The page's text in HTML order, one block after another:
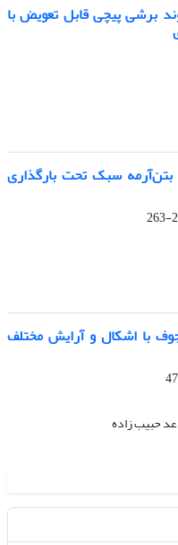
برشی پیچی قابل تعویض با
سبک تحت بارگذاری
با اشکال و آرایش مختلف
حبیب زاده